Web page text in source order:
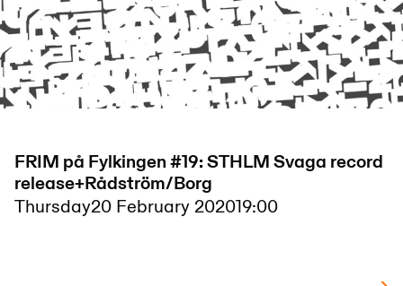
FRIM på Fylkingen #19: STHLM Svaga record
release+Rådström/Borg
Thursday20 February 202019:00